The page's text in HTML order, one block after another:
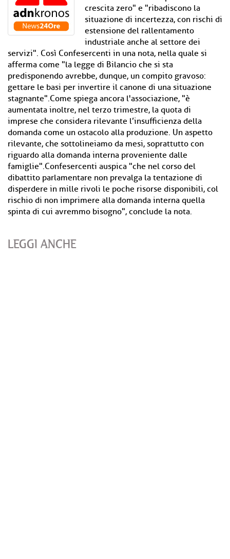
crescita zero" e "ribadiscono la
situazione di incertezza, con rischi di
estensione del rallentamento
industriale anche al settore dei
servizi". Così Confesercenti in una nota, nella quale si
afferma come "la legge di Bilancio che si sta
predisponendo avrebbe, dunque, un compito gravoso:
gettare le basi per invertire il canone di una situazione
stagnante".Come spiega ancora l'associazione, "è
aumentata inoltre, nel terzo trimestre, la quota di
imprese che considera rilevante l’insufficienza della
domanda come un ostacolo alla produzione. Un aspetto
rilevante, che sottolineiamo da mesi, soprattutto con
riguardo alla domanda interna proveniente dalle
famiglie".Confesercenti auspica "che nel corso del
dibattito parlamentare non prevalga la tentazione di
disperdere in mille rivoli le poche risorse disponibili, col
rischio di non imprimere alla domanda interna quella
spinta di cui avremmo bisogno", conclude la nota.
LEGGI ANCHE